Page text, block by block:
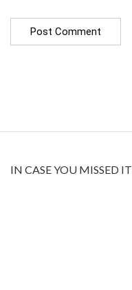
IN CASE YOU MISSED IT